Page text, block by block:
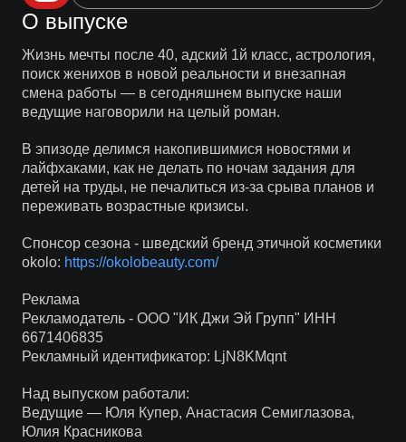
О выпуске
Жизнь мечты после 40, адский 1й класс, астрология,
поиск женихов в новой реальности и внезапная
смена работы — в сегодняшнем выпуске наши
ведущие наговорили на целый роман.
В эпизоде делимся накопившимися новостями и
лайфхаками, как не делать по ночам задания для
детей на труды, не печалиться из-за срыва планов и
переживать возрастные кризисы.
Спонсор сезона - шведский бренд этичной косметики
okolo: https://okolobeauty.com/
Реклама
Рекламодатель - ООО "ИК Джи Эй Групп" ИНН
6671406835
Рекламный идентификатор: LjN8KMqnt
Над выпуском работали:
Ведущие — Юля Купер, Анастасия Семиглазова,
Юлия Красникова